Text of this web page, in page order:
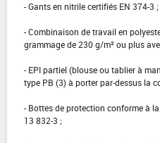
- Gants en nitrile certifiés EN 374-3 ;
- Combinaison de travail en
grammage de 230 g/m² ou plus
- EPI partiel (blouse ou tablier à
type PB (3) à porter par-dessus la
- Bottes de protection conforme à
13 832-3 ;